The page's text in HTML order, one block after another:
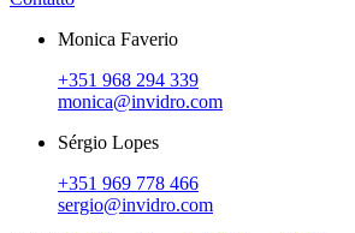
Monica Faverio
+351 968 294 339
monica@invidro.com
Sérgio Lopes
+351 969 778 466
sergio@invidro.com